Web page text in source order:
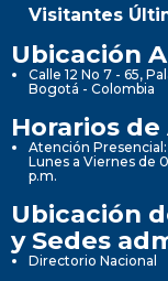
Visitantes
Ubicación
Calle 12 No 7 - 65,
Bogotá - Colombia
Horarios
Atención Presencial:
Lunes a Viernes de
p.m.
Ubicación
y Sedes
Directorio Nacional